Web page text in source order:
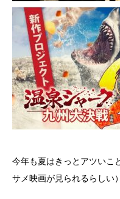
今年も夏はきっとアツいこ
サメ映画が見られるらしい）